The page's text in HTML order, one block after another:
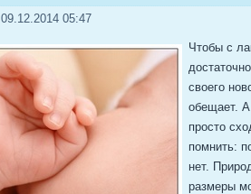
05:47
Чтобы с
своего
обещает.
просто
помнить:
нет.
размеры